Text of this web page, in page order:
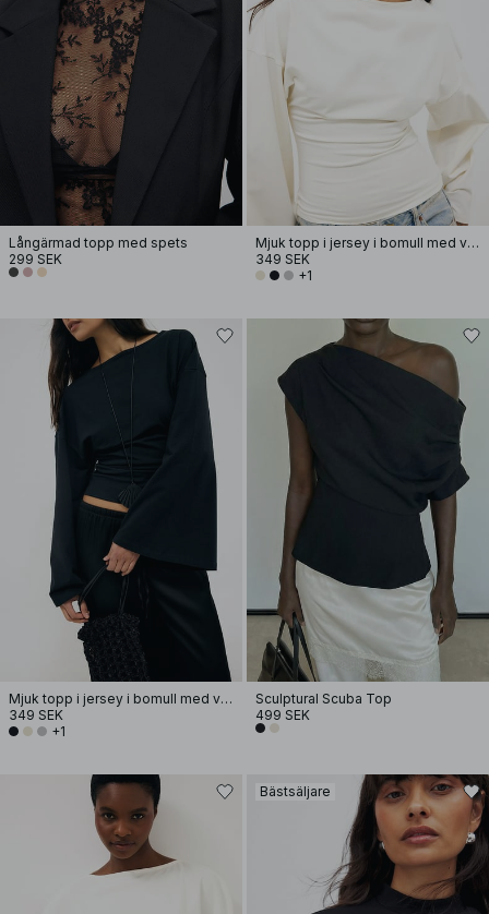
Långärmad topp med spets
299 SEK
Mjuk topp i jersey i bomull med vida ärmar
349 SEK
+1
Mjuk topp i jersey i bomull med vida ärmar
349 SEK
+1
Sculptural Scuba Top
499 SEK
Bästsäljare